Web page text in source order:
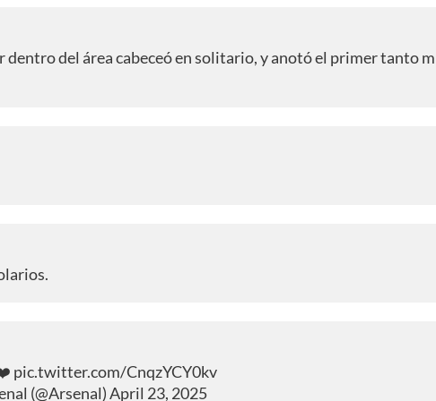
del área cabeceó en solitario, y anotó el primer tanto
pic.twitter.com/CnqzYCY0kv
(@Arsenal)April 23, 2025